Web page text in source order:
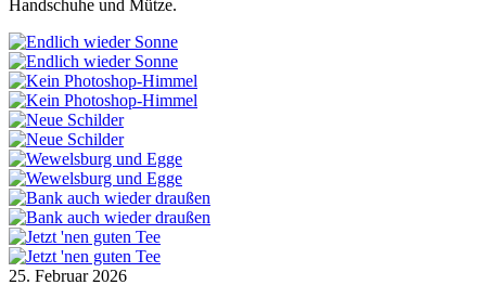
Handschuhe und Mütze.
25. Februar 2026